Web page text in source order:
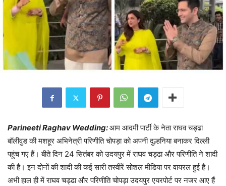
Parineeti Raghav Wedding:आम आदमी पार्टी के नेता राघव चड्ढा
बॉलीवुड की मशहूर अभिनेत्री परिणीति चोपड़ा को अपनी दुल्हनिया बनाकर दिल्ली
पहुंच गए हैं। बीते दिन 24 सितंबर को उदयपुर में राघव चड्ढा और परिणीति ने शादी
की है। इन दोनों की शादी की कई सारी तस्वीरें सोशल मीडिया पर वायरल हुई है।
अभी हाल ही में राघव चड्ढा और परिणीति चोपड़ा उदयपुर एयरपोर्ट पर नजर आए हैं